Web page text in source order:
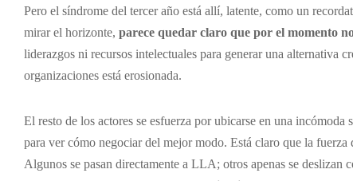
Pero el síndrome del tercer año está allí, latente, como un
mirar el horizonte, parece quedar claro que por el momento
liderazgos ni recursos intelectuales para generar una alternativa
organizaciones está erosionada.
El resto de los actores se esfuerza por ubicarse en una
para ver cómo negociar del mejor modo. Está claro que la fuerza
Algunos se pasan directamente a LLA; otros apenas se deslizan